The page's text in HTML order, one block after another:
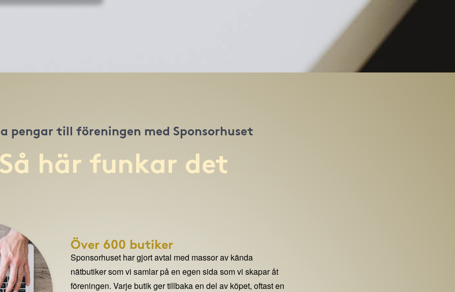
pengar till föreningen med Sponsorhuset
här funkar det
Över 600 butiker
Sponsorhuset har gjort avtal med massor av kända
nätbutiker som vi samlar på en egen sida som vi skapar åt
föreningen. Varje butik ger tillbaka en del av köpet, oftast en